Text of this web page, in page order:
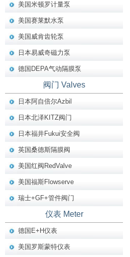
美国米顿罗计量泵
美国赛莱默水泵
美国威肯齿轮泵
日本易威奇磁力泵
德国DEPA气动隔膜泵
阀门 Valves
日本阿自倍尔Azbil
日本北泽KITZ阀门
日本福井Fukui安全阀
英国桑德斯隔膜阀
美国红阀RedValve
美国福斯Flowserve
瑞士+GF+管件阀门
仪表 Meter
德国E+H仪表
美国罗斯蒙特仪表